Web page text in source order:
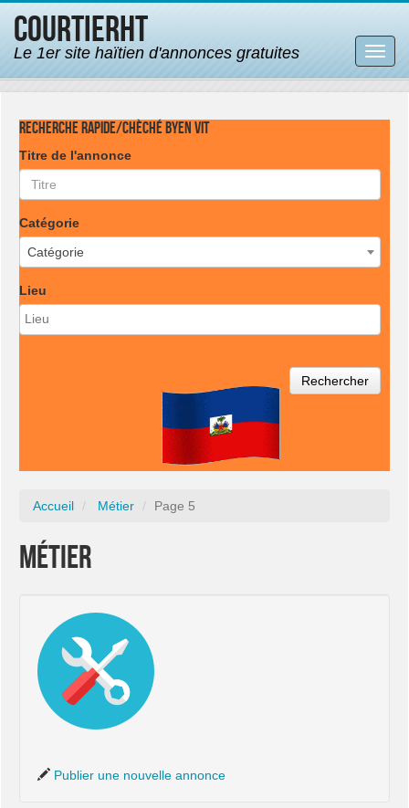
CourtierHT
Le 1er site haïtien d'annonces gratuites
la
Recherche rapide/Chèché byen vit
Titre de l'annonce
Catégorie
Catégorie
Lieu
Rechercher
Accueil Métier Page 5
Métier
Publier une nouvelle annonce